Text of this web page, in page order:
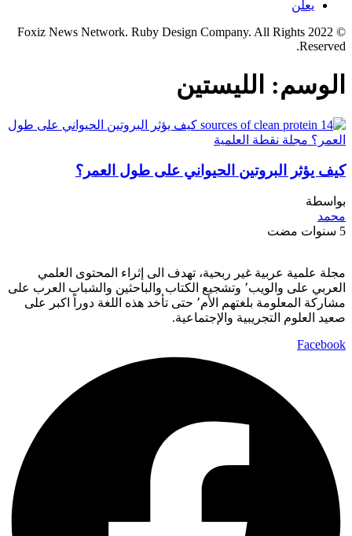
يعلن
© 2022 Foxiz News Network. Ruby Design Company. All Rights
Reserved.
الوسم: الليستين
كيف يؤثر البروتين الحيواني على طول العمر؟
بواسطة
محمد
5 سنوات مضت
مجلة علمية عربية غير ربحية، تهدف الى إثراء المحتوى العلمي
العربي على والويب٬ وتشجيع الكتاب والباحثين والشباب العرب على
مشاركة المعلومة بلغتهم الأم٬ حتى تأخد هذه اللغة دوراً اكبر على
صعيد العلوم التجريبية والإجتماعية.
Facebook